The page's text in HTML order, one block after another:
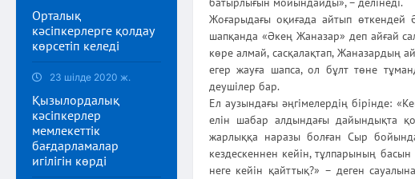
Орталық
кәсіпкерлерге қолдау
көрсетіп келеді
23 шілде 2020 ж.
Қызылордалық
кәсіпкерлер
мемлекеттік
бағдарламалар
игілігін көрді
Жоғарыдағы оқиғада айтып өткендей
шапқанда «Әкең Жаназар» деп айғай
көре алмай, сасқалақтап, Жаназардың
егер жауға шапса, ол бұлт төне
деушілер бар.
Ел аузындағы әңгімелердің бірінде:
елін шабар алдындағы дайындықта
жарлыққа наразы болған Сыр
кездескеннен кейін, тұлпарының
неге кейін қайттық?» – деген